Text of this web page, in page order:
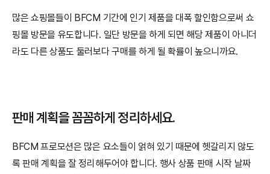
많은 쇼핑몰들이 BFCM 기간에 인기 제품을 대폭 할인함으로써 쇼
핑몰 방문을 유도합니다. 일단 방문을 하게 되면 해당 제품이 아니더
라도 다른 상품도 둘러보다 구매를 하게 될 확률이 높으니까요.
판매 계획을 꼼꼼하게 정리하세요.
BFCM 프로모션은 많은 요소들이 얽혀 있기 때문에 헷갈리지 않도
록 판매 계획을 잘 정리해두어야 합니다. 행사 상품 판매 시작 날짜